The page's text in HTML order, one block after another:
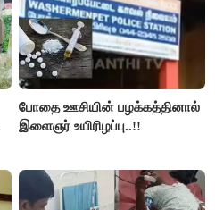
போதை ஊசியின் பழக்கத்தினால்
இளைஞர் உயிரிழப்பு..!!